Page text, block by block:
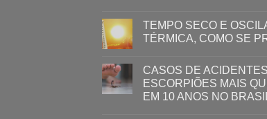
TEMPO SECO E
TÉRMICA, COMO SE
CASOS DE
ESCORPIÕES MAIS
EM 10 ANOS NO